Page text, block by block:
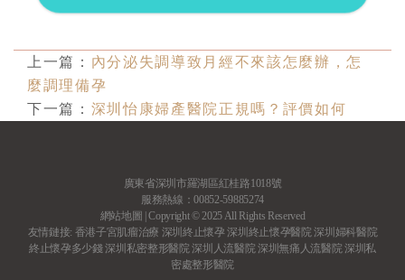
上一篇： 內分泌失調導致月經不來該怎麼辦，怎
麼調理備孕
下一篇： 深圳怡康婦產醫院正規嗎？評價如何
廣東省深圳市羅湖區紅桂路1018號
服務熱線：00852-59885274
網站地圖 | Copyright © 2025 All Rights Reserved
友情鏈接: 香港子宮肌瘤治療 深圳終止懷孕深圳終止懷孕醫院深圳婦科醫院
終止懷孕多少錢深圳私密整形醫院深圳人流醫院深圳無痛人流醫院深圳私
密處整形醫院